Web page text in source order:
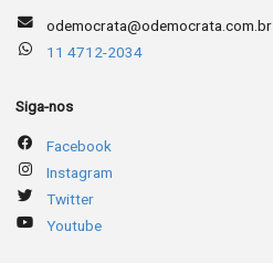
odemocrata@odemocrata.com.br
11 4712-2034
Siga-nos
Facebook
Instagram
Twitter
Youtube